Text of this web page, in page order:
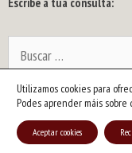
2026 © Siro | Artista y
político. Pintor y
Utilizamos cookies para
Podes aprender máis
Aceptar cookies